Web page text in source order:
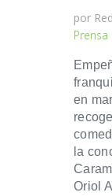
por
Prensa
en
la
Oriol